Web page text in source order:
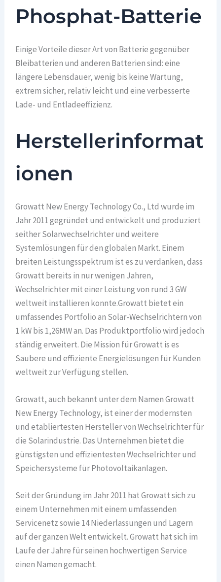
Phosphat-Batterie
Einige Vorteile dieser Art von Batterie gegenüber
Bleibatterien und anderen Batterien sind: eine
längere Lebensdauer, wenig bis keine Wartung,
extrem sicher, relativ leicht und eine verbesserte
Lade- und Entladeeffizienz.
Herstellerinformat
ionen
Growatt New Energy Technology Co., Ltd wurde im
Jahr 2011 gegründet und entwickelt und produziert
seither Solarwechselrichter und weitere
Systemlösungen für den globalen Markt. Einem
breiten Leistungsspektrum ist es zu verdanken, dass
Growatt bereits in nur wenigen Jahren,
Wechselrichter mit einer Leistung von rund 3 GW
weltweit installieren konnte.Growatt bietet ein
umfassendes Portfolio an Solar-Wechselrichtern von
1 kW bis 1,26MW an. Das Produktportfolio wird jedoch
ständig erweitert. Die Mission für Growatt is es
Saubere und effiziente Energielösungen für Kunden
weltweit zur Verfügung stellen.
Growatt, auch bekannt unter dem Namen Growatt
New Energy Technology, ist einer der modernsten
und etabliertesten Hersteller von Wechselrichter für
die Solarindustrie. Das Unternehmen bietet die
günstigsten und effizientesten Wechselrichter und
Speichersysteme für Photovoltaikanlagen.
Seit der Gründung im Jahr 2011 hat Growatt sich zu
einem Unternehmen mit einem umfassenden
Servicenetz sowie 14 Niederlassungen und Lagern
auf der ganzen Welt entwickelt. Growatt hat sich im
Laufe der Jahre für seinen hochwertigen Service
einen Namen gemacht.